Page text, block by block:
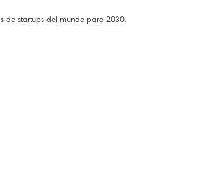
de startups del mundo para 2030.